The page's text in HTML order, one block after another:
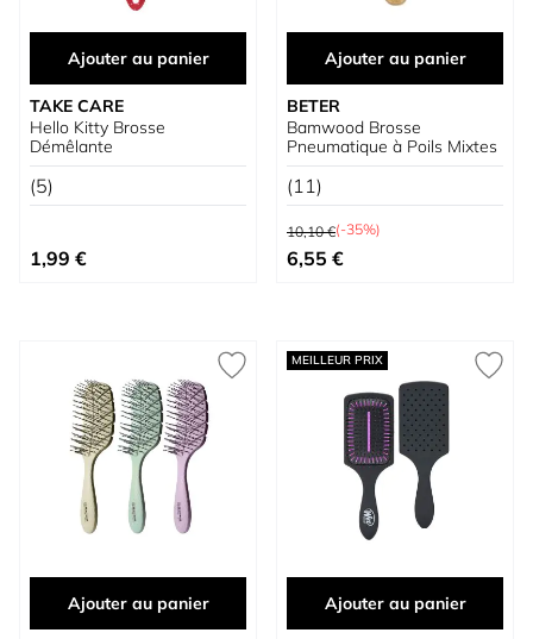
Ajouter au panier
TAKE CARE
Hello Kitty Brosse
Démêlante
(5)
1,99 €
Ajouter au panier
BETER
Bamwood Brosse
Pneumatique à Poils Mixtes
(11)
Prix normal
10,10 €(-35%)
Prix spécial
6,55 €
Ajouter au panier
MEILLEUR PRIX
Ajouter au panier